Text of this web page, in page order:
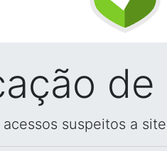
de
suspeitos a